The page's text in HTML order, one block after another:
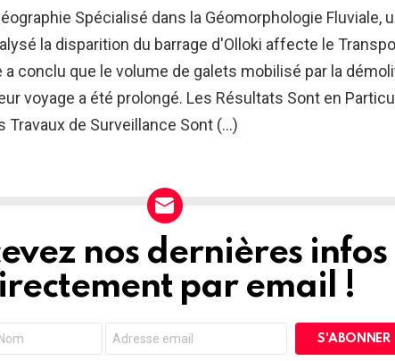
Spécialisé dans la Géomorphologie Fluviale,
la disparition du barrage d'Olloki affecte le
conclu que le volume de galets mobilisé par la
voyage a été prolongé. Les Résultats Sont en
Travaux de Surveillance Sont (…)
nos dernières infos
par email !